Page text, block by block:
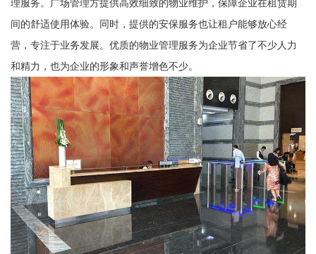
理服务。广场管理方提供高效细致的物业维护，保障企业在租赁期
间的舒适使用体验。同时，提供的安保服务也让租户能够放心经
营，专注于业务发展。优质的物业管理服务为企业节省了不少人力
和精力，也为企业的形象和声誉增色不少。